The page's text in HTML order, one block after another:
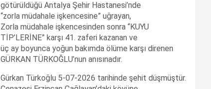
götürüldüğü Antalya Şehir Hastanesi’nde
“zorla müdahale işkencesine” uğrayan,
Zorla müdahale işkencesinden sonra “KUYU
TİP’LERİNE” karşı 41. zaferi kazanan ve
üç ay boyunca yoğun bakımda ölüme karşı direnen
GÜRKAN TÜRKOĞLU’nun anısınadır.
Gürkan Türkoğlu 5-07-2026 tarihinde şehit düşmüştür.